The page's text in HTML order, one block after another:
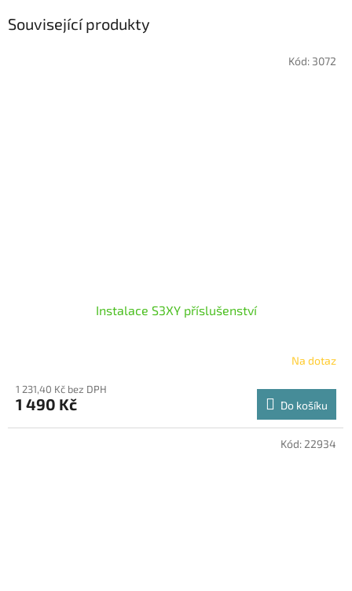
Související produkty
Instalace S3XY příslušenství
Na dotaz
1 231,40 Kč bez DPH
1 490 Kč Do košíku
Kód: 3072
Kód:22934